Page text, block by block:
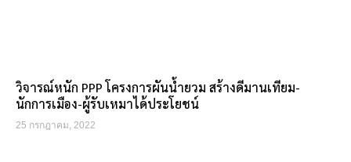
วิจารณ์หนัก PPP โครงการผันน้ำยวม สร้างดีมานเทียม-
นักการเมือง-ผู้รับเหมาได้ประโยชน์
25 กรกฎาคม, 2022